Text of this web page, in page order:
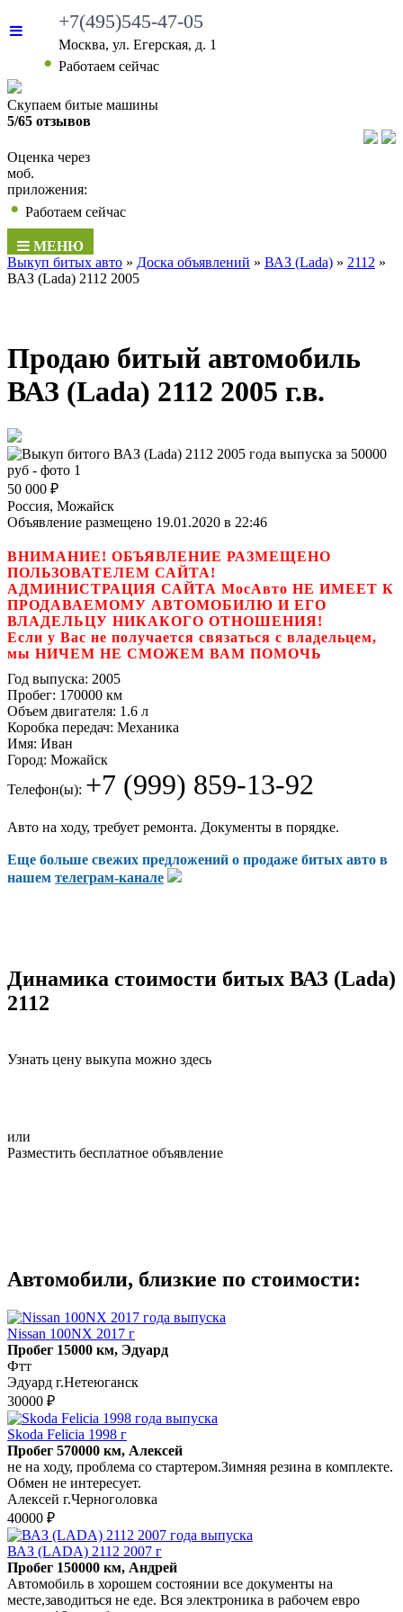
+7(495)545-47-05
Москва, ул. Егерская, д. 1
• Работаем сейчас
Скупаем битые машины
5/65 отзывов
Оценка через
моб.
приложения:
• Работаем сейчас
МЕНЮ
Выкуп битых авто » Доска объявлений » ВАЗ (Lada) » 2112 »
ВАЗ (Lada) 2112 2005
Продаю битый автомобиль
ВАЗ (Lada) 2112 2005 г.в.
50 000 ₽
Россия, Можайск
Объявление размещено 19.01.2020 в 22:46
ВНИМАНИЕ! ОБЪЯВЛЕНИЕ РАЗМЕЩЕНО
ПОЛЬЗОВАТЕЛЕМ САЙТА!
АДМИНИСТРАЦИЯ САЙТА МосАвто НЕ ИМЕЕТ К
ПРОДАВАЕМОМУ АВТОМОБИЛЮ И ЕГО
ВЛАДЕЛЬЦУ НИКАКОГО ОТНОШЕНИЯ!
Если у Вас не получается связаться с владельцем,
мы НИЧЕМ НЕ СМОЖЕМ ВАМ ПОМОЧЬ
Год выпуска: 2005
Пробег: 170000 км
Объем двигателя: 1.6 л
Коробка передач: Механика
Имя: Иван
Город: Можайск
Телефон(ы): +7 (999) 859-13-92
Авто на ходу, требует ремонта. Документы в порядке.
Еще больше свежих предложений о продаже битых авто в
нашем телеграм-канале
Динамика стоимости битых ВАЗ (Lada)
2112
Узнать цену выкупа можно здесь
или
Разместить бесплатное объявление
Автомобили, близкие по стоимости:
Nissan 100NX 2017 г
Пробег 15000 км, Эдуард
Фтт
Эдуард г.Нетеюганск
30000 ₽
Skoda Felicia 1998 г
Пробег 570000 км, Алексей
не на ходу, проблема со стартером.Зимняя резина в комплекте.
Обмен не интересует.
Алексей г.Черноголовка
40000 ₽
ВАЗ (LADA) 2112 2007 г
Пробег 150000 км, Андрей
Автомобиль в хорошем состоянии все документы на
месте,заводиться не еде. Вся электроника в рабочем евро